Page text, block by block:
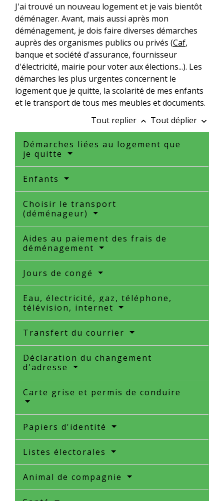
J'ai trouvé un nouveau logement et je vais bientôt
déménager. Avant, mais aussi après mon
déménagement, je dois faire diverses démarches
auprès des organismes publics ou privés (Caf,
banque et société d'assurance, fournisseur
d'électricité, mairie pour voter aux élections...). Les
démarches les plus urgentes concernent le
logement que je quitte, la scolarité de mes enfants
et le transport de tous mes meubles et documents.
Tout replier keyboard_arrow_up Tout déplier keyboard_arrow_down
Démarches liées au logement que
je quitte
Enfants
Choisir le transport
(déménageur)
Aides au paiement des frais de
déménagement
Jours de congé
Eau, électricité, gaz, téléphone,
télévision, internet
Transfert du courrier
Déclaration du changement
d'adresse
Carte grise et permis de conduire
Papiers d'identité
Listes électorales
Animal de compagnie